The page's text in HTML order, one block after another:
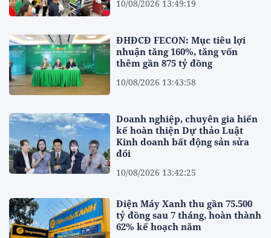
10/08/2026 13:49:19
ĐHĐCĐ FECON: Mục tiêu lợi
nhuận tăng 160%, tăng vốn
thêm gần 875 tỷ đồng
10/08/2026 13:43:58
Doanh nghiệp, chuyên gia hiến
kế hoàn thiện Dự thảo Luật
Kinh doanh bất động sản sửa
đổi
10/08/2026 13:42:25
Điện Máy Xanh thu gần 75.500
tỷ đồng sau 7 tháng, hoàn thành
62% kế hoạch năm